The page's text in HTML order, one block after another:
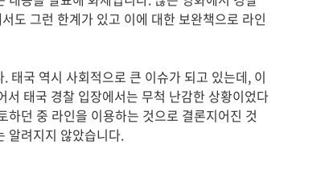
도 그런 한계가 있고 이에 대한 보완책으로 라인
태국 역시 사회적으로 큰 이슈가 되고 있는데, 이
태국 경찰 입장에서는 무척 난감한 상황이었다
던 중 라인을 이용하는 것으로 결론지어진 것
알려지지 않았습니다.